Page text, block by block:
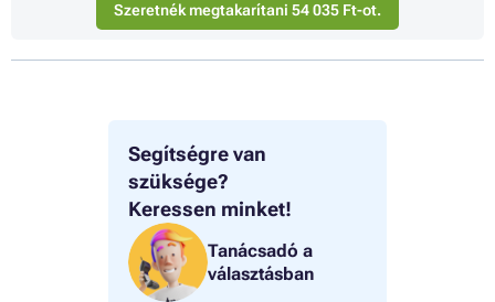
Segítségre van
szüksége?
Keressen minket!
Tanácsadó a
választásban
Szeretnék megtakarítani 54 035 Ft-ot.